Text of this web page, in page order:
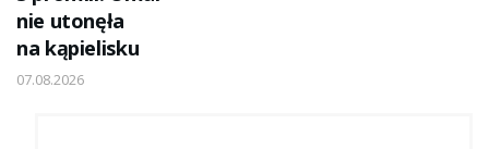
nie utonęła
na kąpielisku
07.08.2026